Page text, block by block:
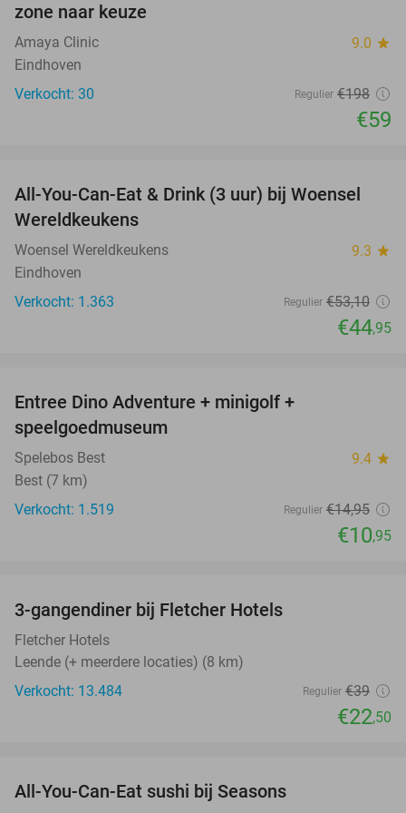
zone naar keuze
Amaya Clinic 9.0 star
Eindhoven
Verkocht: 30
Regulier €198
€59
15%
All-You-Can-Eat & Drink (3 uur) bij Woensel
Wereldkeukens
Woensel Wereldkeukens 9.3 star
Eindhoven
Verkocht: 1.363
Regulier €53,10
€44,95
Entree Dino Adventure + minigolf +
speelgoedmuseum
Spelebos Best 9.4 star
Best (7 km)
Verkocht: 1.519
Regulier €14,95
€10,95
3-gangendiner bij Fletcher Hotels
Fletcher Hotels
Leende (+ meerdere locaties) (8 km)
Verkocht: 13.484
Regulier €39
€22,50
All-You-Can-Eat sushi bij Seasons